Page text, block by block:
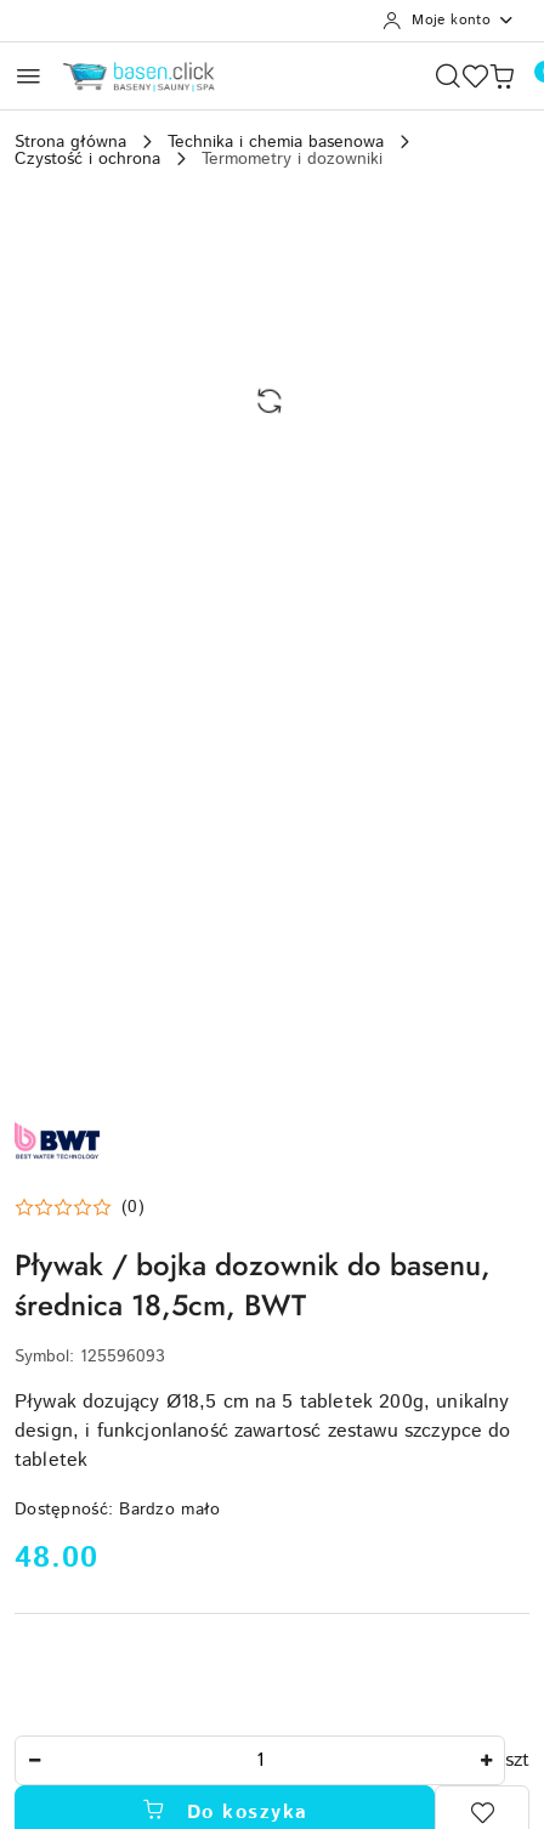
Moje konto
Strona główna Technika i chemia basenowa
Czystość i ochrona Termometry i dozowniki
BWT-
BEST-
WATER-
(0)
Pływak / bojka dozownik do basenu,
średnica 18,5cm, BWT
Symbol: 125596093
Pływak dozujący Ø18,5 cm na 5 tabletek 200g, unikalny
design, i funkcjonlaność zawartosć zestawu szczypce do
tabletek
Dostępność: Bardzo mało
cena:
48.00
szt
Do koszyka